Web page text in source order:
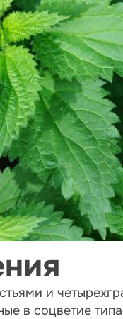
и
в соцветие